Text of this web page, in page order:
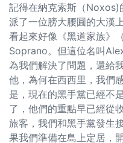
記得在納克索斯（Noxos)
派了一位膀大腰圓的大漢
看起來好像《黑道家族》
Soprano。但這位名叫
為我們解決了問題，還給
他，為何在西西里，我們
是，現在的黑手黨已經不
了，他們的重點早已經從
旅客，我們和黑手黨發生
果我們準備在島上定居，